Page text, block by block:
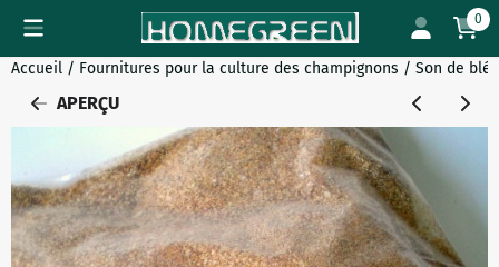
Préférences de cookies disponibles. Choisissez les 0
Accueil / Fournitures pour la culture des champignons / Son de blé
APERÇU